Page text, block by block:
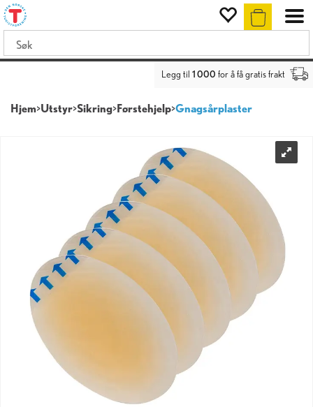
Legg til 1 000 for å få gratis frakt
Hjem>Utstyr>Sikring>Førstehjelp>Gnagsårplaster